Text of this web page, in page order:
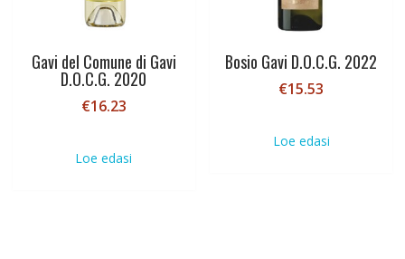
Gavi del Comune di Gavi
D.O.C.G. 2020
€16.23
Loe edasi
Bosio Gavi D.O.C.G. 2022
€15.53
Loe edasi